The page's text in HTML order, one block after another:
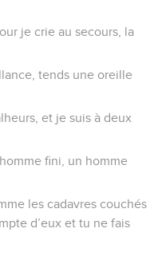
je crie au secours, la
tends une oreille
et je suis à deux
fini, un homme
les cadavres couchés
d’eux et tu ne fais